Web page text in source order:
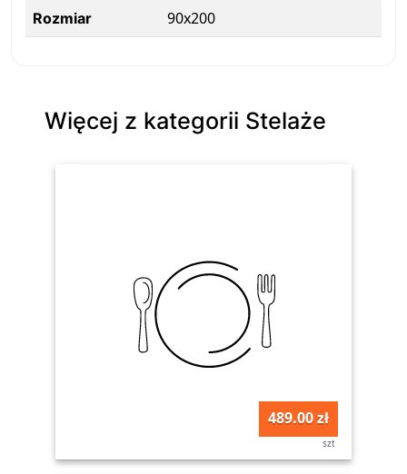
Rozmiar 90x200
Więcej z kategorii Stelaże
489.00 zł
szt